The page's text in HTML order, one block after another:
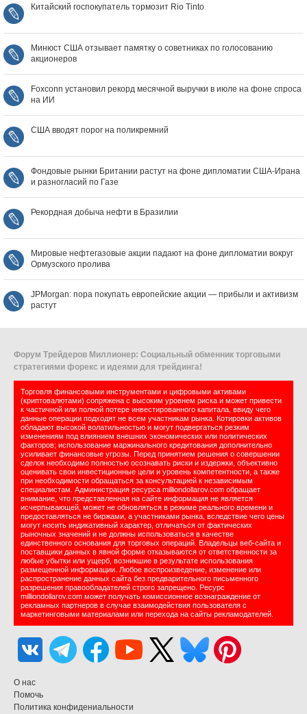
Китайский госпокупатель тормозит Rio Tinto
Минюст США отзывает памятку о советниках по голосованию
акционеров
Foxconn установил рекорд месячной выручки в июле на фоне спроса
на ИИ
США вводят порог на поликремний
Фондовые рынки Британии растут на фоне дипломатии США‑Ирана
и разногласий по Газе
Рекордная добыча нефти в Бразилии
Мировые нефтегазовые акции падают на фоне дипломатии вокруг
Ормузского пролива
JPMorgan: пора покупать европейские акции — прибыли и активизм
растут
Форум Трейдеров Миллионер: Социальный обменник торговыми
стратегиями форекс и идеями для трейдинга!
Торговля финансовыми инструментами и цифровыми активами
(криптовалютами) сопряжена с высоким уровнем риска и может привести
к частичной или полной потере инвестированного капитала, ввиду чего
данные операции подходят не всем участникам рынка. Котировки активов
обладают высокой волатильностью и могут подвергаться резким
изменениям под влиянием внешних экономических или политических
факторов; использование маржинального кредитования дополнительно
усиливает финансовые угрозы. Перед принятием решения о совершении
сделок необходимо полностью осознавать риски и издержки, объективно
оценивать свои инвестиционные цели и уровень компетентности, а также
при необходимости обращаться за консультацией к независимым
специалистам. Администрация ресурса milliondollarov.com обращает
внимание, что представленная на сайте информация не является
исчерпывающей, может не обновляться в режиме реального времени и
предоставляться не биржами, а участниками рынка, вследствие чего цены
могут носить индикативный характер, отличаться от фактических
рыночных значений и не должны использоваться в качестве
единственного основания для торговых операций. Владельцы веб-сайта и
поставщики данных в явной форме отказываются от ответственности за
любые убытки или ущерб, возникшие в результате использования
размещенной информации. Любое воспроизведение, изменение или
распространение данных сайта без предварительного письменного
разрешения правообладателей строго запрещено. Ресурс
milliondollarov.com может получать комиссионное вознаграждение от
рекламных партнеров в случае взаимодействия пользователя с
маркетинговыми материалами или перехода на сайты рекламодателей.
О нас
Помочь
Политика конфидениальности